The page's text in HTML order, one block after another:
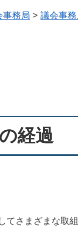
事務局 > 議会事務
経過
さまざまな取